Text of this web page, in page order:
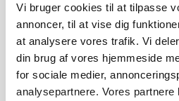
Vi bruger cookies til at tilpasse
annoncer, til at vise dig
at analysere vores trafik. Vi
din brug af vores hjemmeside
for sociale medier,
analysepartnere. Vores
gælder for:
• Kunstværker, der
eller opstilles i
lokaler.